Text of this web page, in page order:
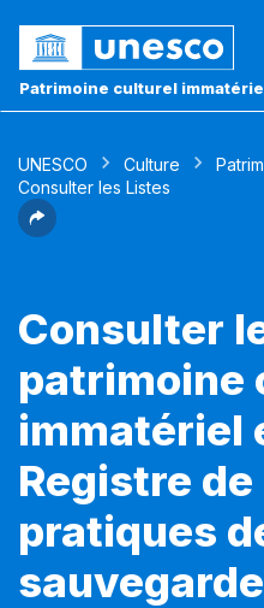
Patrimoine culturel
UNESCO Culture
Consulter les Listes
Consulter
patrimoine
immatériel
Registre
pratiques
sauvegarde